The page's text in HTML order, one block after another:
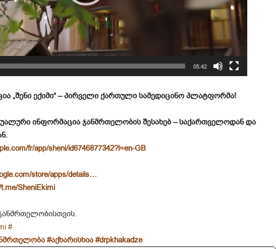
05:42
„შენი ექიმი“ – პირველი ქართული სამედიცინო პლატფორმა!
ინფორმაცია ჯანმრთელობის შესახებ – საქართველოდან და
fr/app/sheni/id6746877342?l=en-GB
store/apps/details…
SheniEkimi
#
#აქხარისხია #drpkhakadze